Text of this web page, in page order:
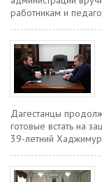
работникам и
Дагестанцы
готовые встать на
39-летний